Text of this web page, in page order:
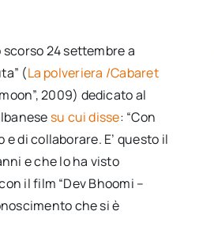
24 settembre a
(La polveriera /Cabaret
2009) dedicato al
su cui disse: “Con
di collaborare. E’ questo il
e che lo ha visto
il film “Dev Bhoomi –
che si è